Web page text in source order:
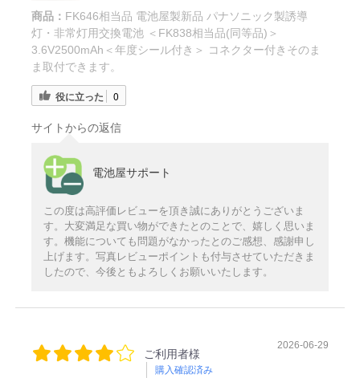
商品： FK646相当品 電池屋製新品 パナソニック製誘導
灯・非常灯用交換電池 ＜FK838相当品(同等品)＞
3.6V2500mAh＜年度シール付き＞ コネクター付きそのま
ま取付できます。
役に立った 0
サイトからの返信
電池屋サポート
この度は高評価レビューを頂き誠にありがとうございま
す。大変満足な買い物ができたとのことで、嬉しく思いま
す。機能についても問題がなかったとのご感想、感謝申し
上げます。写真レビューポイントも付与させていただきま
したので、今後ともよろしくお願いいたします。
ご利用者様
購入確認済み
2026-06-29